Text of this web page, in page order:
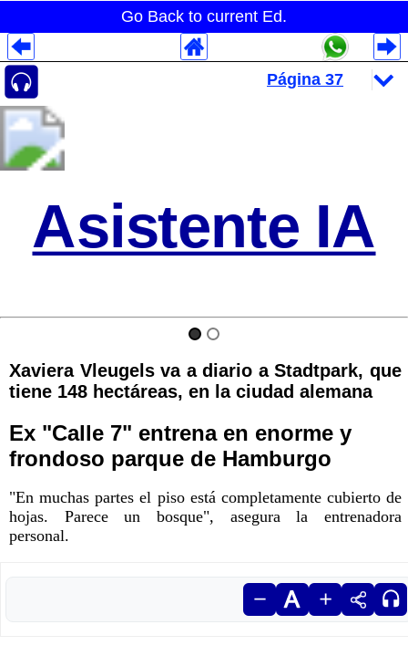
Go Back to current Ed.
Asistente IA
Xaviera Vleugels va a diario a Stadtpark, que
tiene 148 hectáreas, en la ciudad alemana
Ex "Calle 7" entrena en enorme y
frondoso parque de Hamburgo
"En muchas partes el piso está completamente cubierto de
hojas. Parece un bosque", asegura la entrenadora
personal.
Despliegues Analytics
Despliegues Totales
Despliegues por Rubros